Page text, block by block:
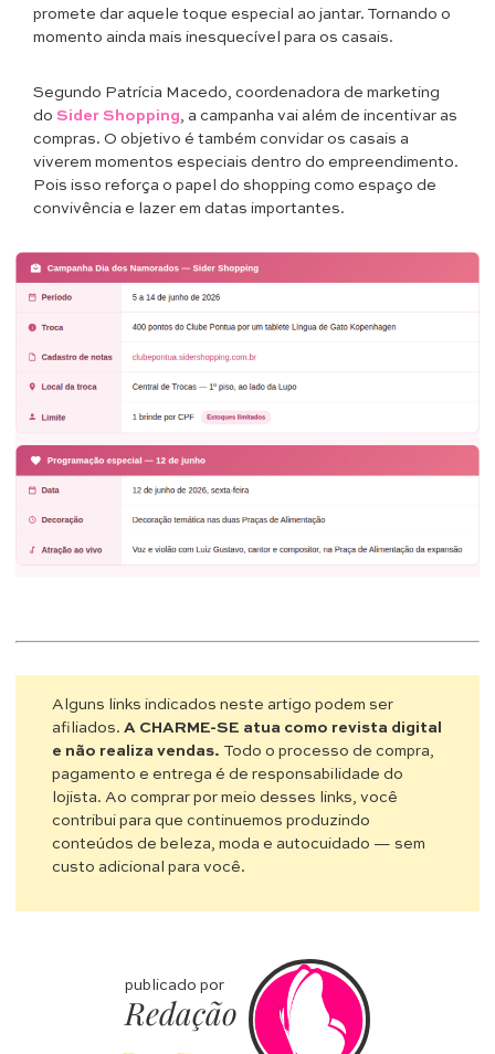
promete dar aquele toque especial ao jantar. Tornando o
momento ainda mais inesquecível para os casais.
Segundo Patrícia Macedo, coordenadora de marketing
do Sider Shopping , a campanha vai além de incentivar as
compras. O objetivo é também convidar os casais a
viverem momentos especiais dentro do empreendimento.
Pois isso reforça o papel do shopping como espaço de
convivência e lazer em datas importantes.
Alguns links indicados neste artigo podem ser
afiliados.A CHARME-SE atua como revista digital
e não realiza vendas. Todo o processo de compra,
pagamento e entrega é de responsabilidade do
lojista. Ao comprar por meio desses links, você
contribui para que continuemos produzindo
conteúdos de beleza, moda e autocuidado — sem
custo adicional para você.
publicado por
Redação